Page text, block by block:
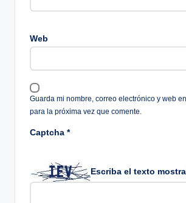
Web
Guarda mi nombre, correo electrónico y web
para la próxima vez que comente.
Captcha *
Escriba el texto